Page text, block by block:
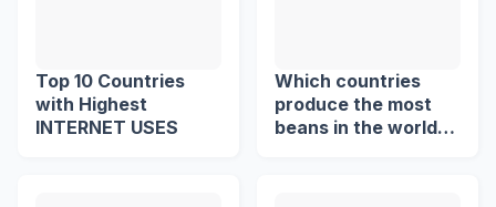
Top 10 Countries
with Highest
INTERNET USES
Which countries
produce the most
beans in the world?